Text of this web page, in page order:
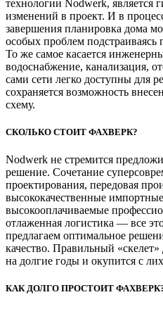
технологии Nodwerk, является
изменений в проект. И в
завершения планировка дома
особых проблем подстраиваясь
То же самое касается
водоснабжение, канализация,
сами сети легко доступны для
сохраняется возможность
схему.
СКОЛЬКО СТОИТ ФАХВЕРК?
Nodwerk не стремится
решение. Сочетание
проектирования, передовая
высококачественные
высокооплачиваемые
отлаженная логистика — все
предлагаем оптимальное
качество. Правильный
на долгие годы и окупится с
КАК ДОЛГО ПРОСТОИТ